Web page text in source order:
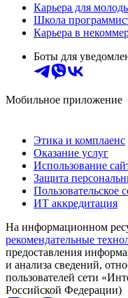
Карьера для
Школа
Карьера в
Боты для
Мобильное приложение
Этика и комплаенс
Оказание услуг
Использование
Защита
Пользовательское
ИТ аккредитация
На информационном
рекомендательные
предоставления
и анализа сведений,
пользователей сети
Российской Федерации)